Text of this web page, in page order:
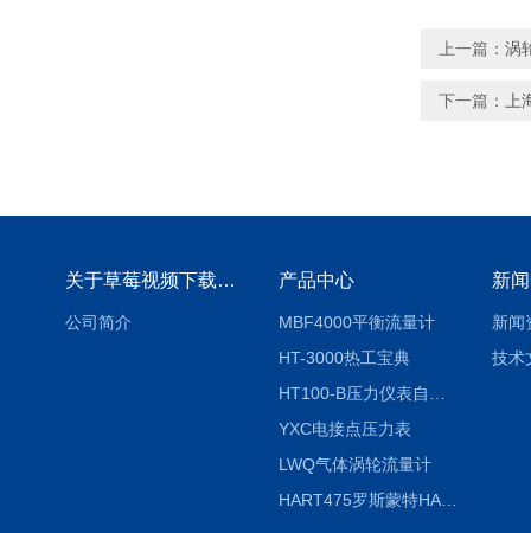
上一篇： 涡
下一篇：
关于草莓视频下载地址
公司简介
产品中心
MBF4000平衡流量计
HT-3000热工宝典
YXC电接点压力表
LWQ气体涡轮流量计
HART475罗斯蒙特HART475手操器
新
新闻
技术